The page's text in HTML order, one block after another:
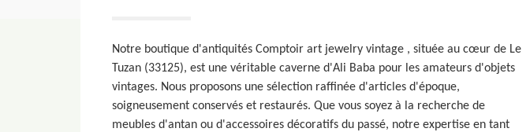
Notre boutique d'antiquités Comptoir art jewelry vintage , située au cœur de Le
Tuzan (33125), est une véritable caverne d'Ali Baba pour les amateurs d'objets
vintages. Nous proposons une sélection raffinée d'articles d'époque,
soigneusement conservés et restaurés. Que vous soyez à la recherche de
meubles d'antan ou d'accessoires décoratifs du passé, notre expertise en tant